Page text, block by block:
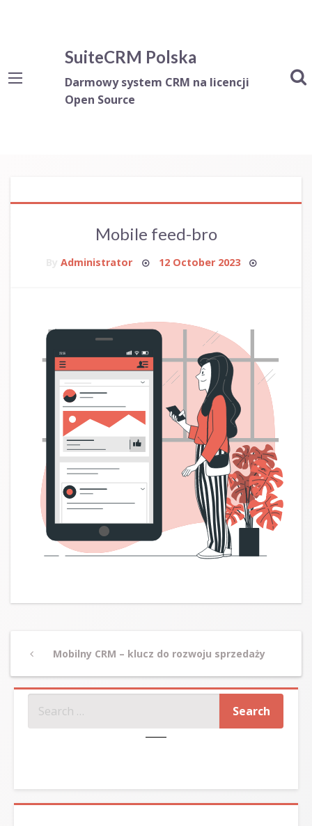
SuiteCRM Polska
Darmowy system CRM na licencji
Open Source
Mobile feed-bro
ByAdministrator Posted
12 October 2023
navigation
PreviousMobilny CRM – klucz do rozwoju sprzedaży